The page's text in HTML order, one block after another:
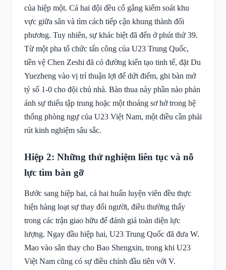
của hiệp một. Cả hai đội đều cố gắng kiểm soát khu
vực giữa sân và tìm cách tiếp cận khung thành đối
phương. Tuy nhiên, sự khác biệt đã đến ở phút thứ 39.
Từ một pha tổ chức tấn công của U23 Trung Quốc,
tiền vệ Chen Zeshi đã có đường kiến tạo tinh tế, đặt Du
Yuezheng vào vị trí thuận lợi để dứt điểm, ghi bàn mở
tỷ số 1-0 cho đội chủ nhà. Bàn thua này phần nào phản
ánh sự thiếu tập trung hoặc một thoáng sơ hở trong hệ
thống phòng ngự của U23 Việt Nam, một điều cần phải
rút kinh nghiệm sâu sắc.
Hiệp 2: Những thử nghiệm liên tục và nỗ
lực tìm bàn gỡ
Bước sang hiệp hai, cả hai huấn luyện viên đều thực
hiện hàng loạt sự thay đổi người, điều thường thấy
trong các trận giao hữu để đánh giá toàn diện lực
lượng. Ngay đầu hiệp hai, U23 Trung Quốc đã đưa W.
Mao vào sân thay cho Bao Shengxin, trong khi U23
Việt Nam cũng có sự điều chỉnh đầu tiên với V.